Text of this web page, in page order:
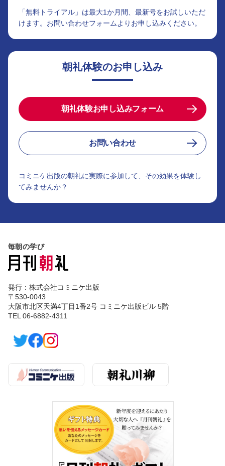
「無料トライアル」は最大1か月間、最新号をお試しいただ
けます。お問い合わせフォームよりお申し込みください。
朝礼体験のお申し込み
朝礼体験お申し込みフォーム
お問い合わせ
コミニケ出版の朝礼に実際に参加して、その効果を体験し
てみませんか？
毎朝の学び
発行：株式会社コミニケ出版
〒530-0043
大阪市北区天満4丁目1番2号 コミニケ出版ビル 5階
TEL 06-6882-4311